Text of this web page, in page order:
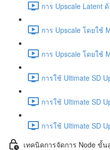
การ Upscale Latent
การ Upscale โดยใช้
การ Upscale โดยใช้
การใช้ Ultimate SD
การใช้ Ultimate SD
การใช้ Ultimate SD
เทคนิคการจัดการ Node ขั้น